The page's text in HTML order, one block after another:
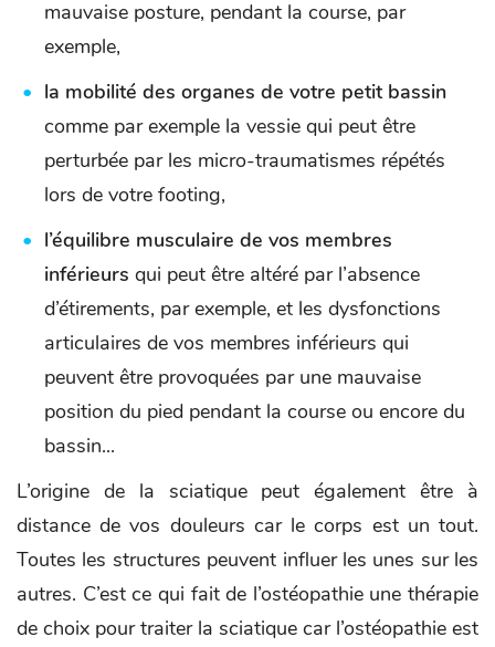
mauvaise posture, pendant la course, par
exemple,
la mobilité des organes de votre petit bassin
comme par exemple la vessie qui peut être
perturbée par les micro-traumatismes répétés
lors de votre footing,
l’équilibre musculaire de vos membres
inférieurs qui peut être altéré par l’absence
d’étirements, par exemple, et les dysfonctions
articulaires de vos membres inférieurs qui
peuvent être provoquées par une mauvaise
position du pied pendant la course ou encore du
bassin...
L’origine de la sciatique peut également être à
distance de vos douleurs car le corps est un tout.
Toutes les structures peuvent influer les unes sur les
autres. C’est ce qui fait de l’ostéopathie une thérapie
de choix pour traiter la sciatique car l’ostéopathie est